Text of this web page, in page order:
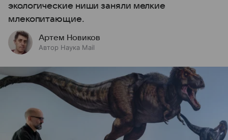
экологические ниши заняли мелкие
млекопитающие.
Артем Новиков
Автор Наука Mail